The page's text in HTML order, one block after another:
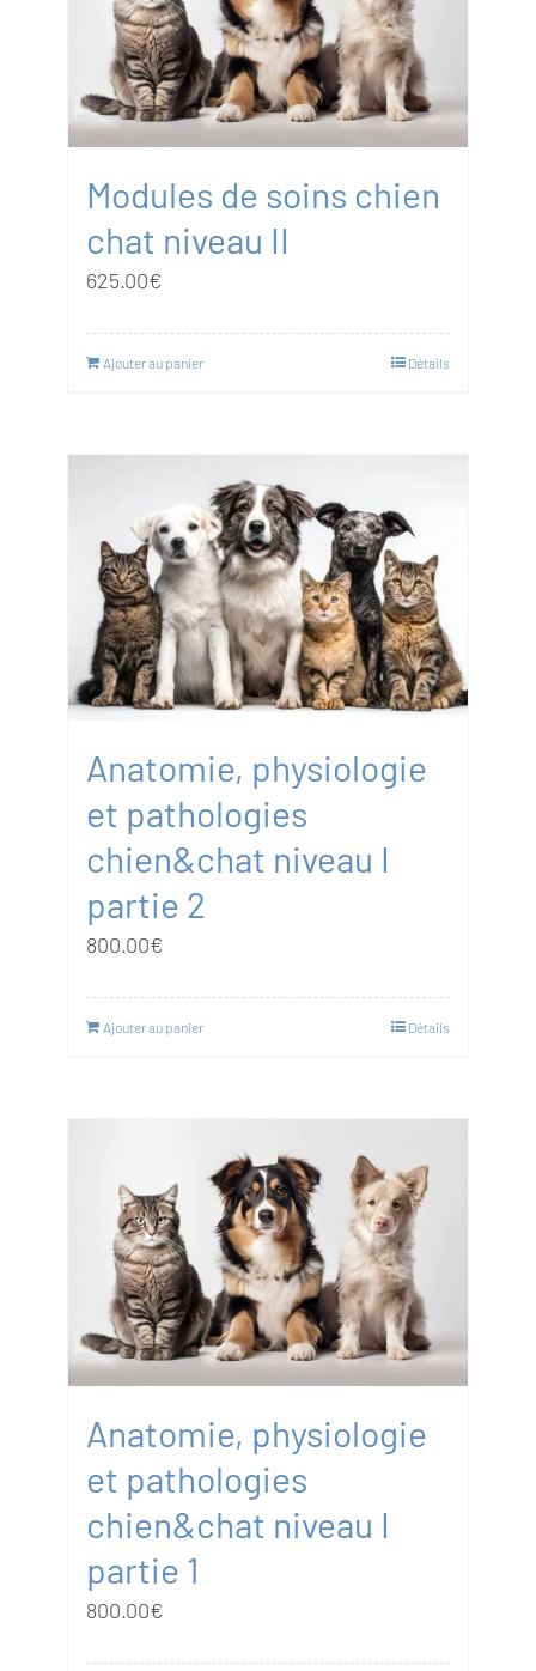
Modules de soins chien
chat niveau II
625.00€
Ajouter au panier Détails
Anatomie, physiologie
et pathologies
chien&chat niveau I
partie 2
800.00€
Ajouter au panier Détails
Anatomie, physiologie
et pathologies
chien&chat niveau I
partie 1
800.00€